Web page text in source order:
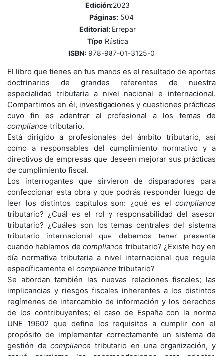
Edición:2023
Páginas: 504
Editorial: Errepar
Típo Rústica
ISBN: 978-987-01-3125-0
El libro que tienes en tus manos es el resultado de aportes
doctrinarios de grandes referentes de nuestra
especialidad tributaria a nivel nacional e internacional.
Compartimos en él, investigaciones y cuestiones prácticas
cuyo fin es adentrar al profesional a los temas de
compliance tributario.
Está dirigido a profesionales del ámbito tributario, así
como a responsables del cumplimiento normativo y a
directivos de empresas que deseen mejorar sus prácticas
de cumplimiento fiscal.
Los interrogantes que sirvieron de disparadores para
confeccionar esta obra y que podrás responder luego de
leer los distintos capítulos son: ¿qué es el compliance
tributario? ¿Cuál es el rol y responsabilidad del asesor
tributario? ¿Cuáles son los temas centrales del sistema
tributario internacional que debemos tener presente
cuando hablamos decompliance tributario? ¿Existe hoy en
día normativa tributaria a nivel internacional que regule
específicamente el compliance tributario?
Se abordan también las nuevas relaciones fiscales; las
implicancias y riesgos fiscales inherentes a los distintos
regímenes de intercambio de información y los derechos
de los contribuyentes; el caso de España con la norma
UNE 19602 que define los requisitos a cumplir con el
propósito de implementar correctamente un sistema de
gestión decompliance tributario en una organización, y